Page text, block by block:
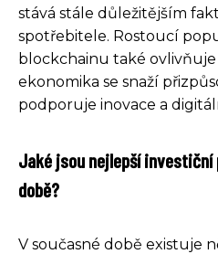
stává stále důležitějším
spotřebitele. Rostoucí
blockchainu také ovlivňuje
ekonomika se snaží
podporuje inovace a
Jaké jsou nejlepší
době?
V současné době existuje